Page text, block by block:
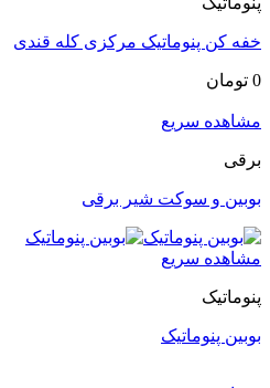
خفه کن پنوماتیک مرکزی کله قندی
0 تومان
مشاهده سریع
برقی
بوبین و سوکت شیر برقی
مشاهده سریع
پنوماتیک
بوبین پنوماتیک